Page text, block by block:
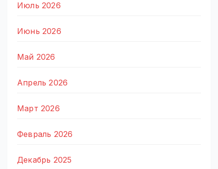
Июль 2026
Июнь 2026
Май 2026
Апрель 2026
Март 2026
Февраль 2026
Декабрь 2025